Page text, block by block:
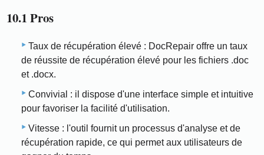
10.1 Pros
Taux de récupération élevé : DocRepair offre un taux
de réussite de récupération élevé pour les fichiers .doc
et .docx.
Convivial : il dispose d'une interface simple et intuitive
pour favoriser la facilité d'utilisation.
Vitesse : l'outil fournit un processus d'analyse et de
récupération rapide, ce qui permet aux utilisateurs de